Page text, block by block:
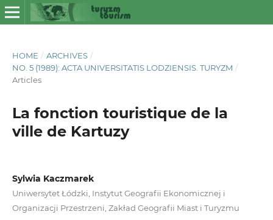
HOME / ARCHIVES /
NO. 5 (1989): ACTA UNIVERSITATIS LODZIENSIS. TURYZM /
Articles
La fonction touristique de la
ville de Kartuzy
Sylwia Kaczmarek
Uniwersytet Łódzki, Instytut Geografii Ekonomicznej i
Organizacji Przestrzeni, Zakład Geografii Miast i Turyzmu